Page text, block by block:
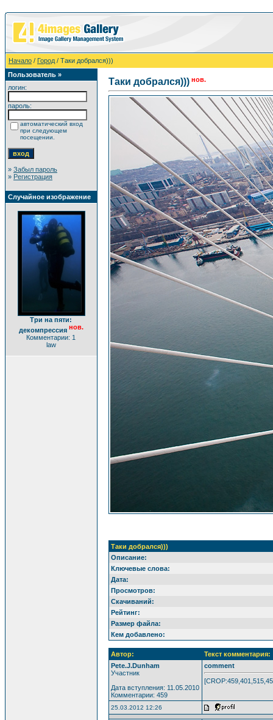
Начало / Город / Таки добрался)))
Пользователь »
логин:
пароль:
автоматический вход
при следующем
посещении.
» Забыл пароль
» Регистрация
Случайное изображение
Три на пяти:
декомпрессия нов.
Комментарии: 1
law
Таки добрался))) нов.
Таки добрался)))
Описание:
Ключевые слова:
Дата:
Просмотров:
Скачиваний:
Рейтинг:
Размер файла:
Кем добавлено:
Автор:
Текст комментария:
Pete.J.Dunham
Участник
Дата вступления: 11.05.2010
Комментарии: 459
comment
25.03.2012 12:26